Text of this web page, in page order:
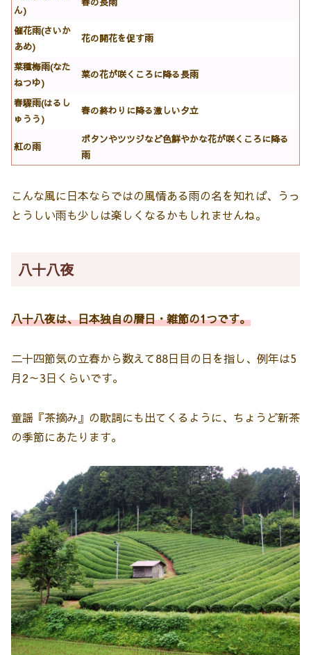
ん)
催花雨(さいか
あめ)
花の開花を促す雨
菜種梅雨(なた
ねつゆ)
菜の花が咲くころに降る長雨
春驟雨(はるし
ゅうう)
春の終わりに降る激しい夕立
紅の雨
ボタンやツツジなど色鮮やかな花が咲くころに降る
雨
こんな風に日本ならではの風情ある雨の名を知れば、うっ
とうしい雨も少しは楽しくなるかもしれませんね。
八十八夜
八十八夜は、日本独自の暦日・雑節の1つです。
二十四節気の立春から数えて88日目の日を指し、例年は5
月2～3日くらいです。
童謡『茶摘み』の歌詞にも出てくるように、ちょうど新茶
の季節にあたります。